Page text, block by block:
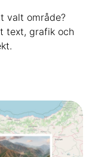
valt område?
text, grafik och